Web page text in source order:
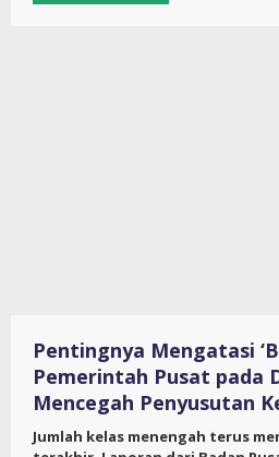
Pentingnya Mengatasi
Pemerintah Pusat pada
Mencegah Penyusutan
Jumlah kelas menengah terus